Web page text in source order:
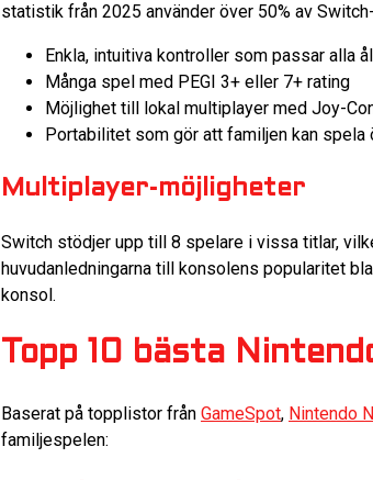
statistik från 2025 använder över 50% av
Enkla, intuitiva kontroller som passar alla
Många spel med PEGI 3+ eller 7+ rating
Möjlighet till lokal multiplayer med Joy-
Portabilitet som gör att familjen kan spela
Multiplayer-möjligheter
Switch stödjer upp till 8 spelare i vissa titlar,
huvudanledningarna till konsolens popularitet
konsol.
Topp 10 bästa
Baserat på topplistor från GameSpot, Nintendo
familjespelen: